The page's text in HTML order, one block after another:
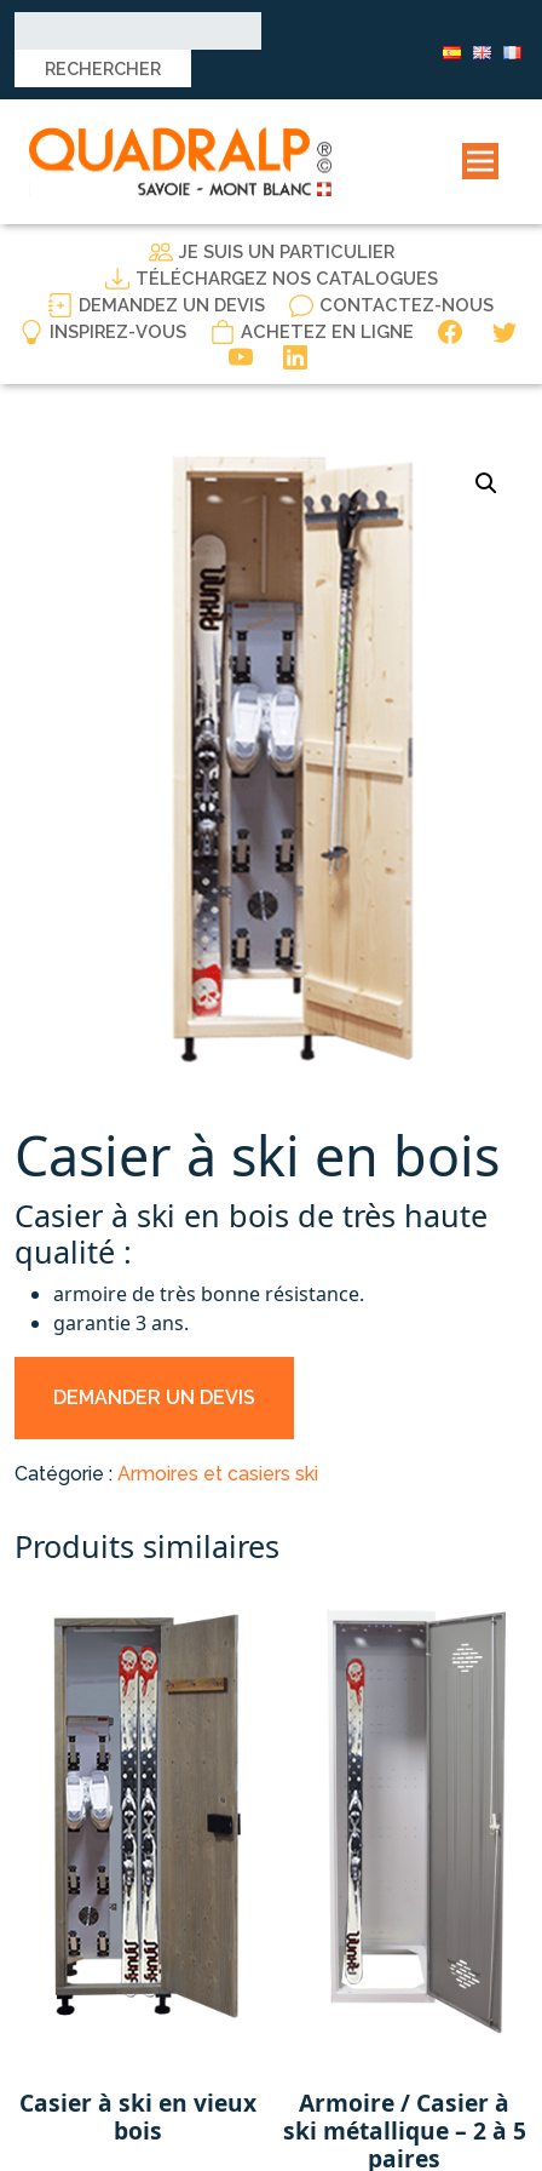
JE SUIS UN PARTICULIER
TÉLÉCHARGEZ NOS CATALOGUES
DEMANDEZ UN DEVIS
CONTACTEZ-NOUS
INSPIREZ-VOUS
ACHETEZ EN LIGNE
Casier à ski en bois
Casier à ski en bois de très haute
qualité :
armoire de très bonne résistance.
garantie 3 ans.
DEMANDER UN DEVIS
Catégorie : Armoires et casiers ski
Produits similaires
Casier à ski en vieux
bois
Armoire / Casier à
ski métallique – 2 à 5
paires